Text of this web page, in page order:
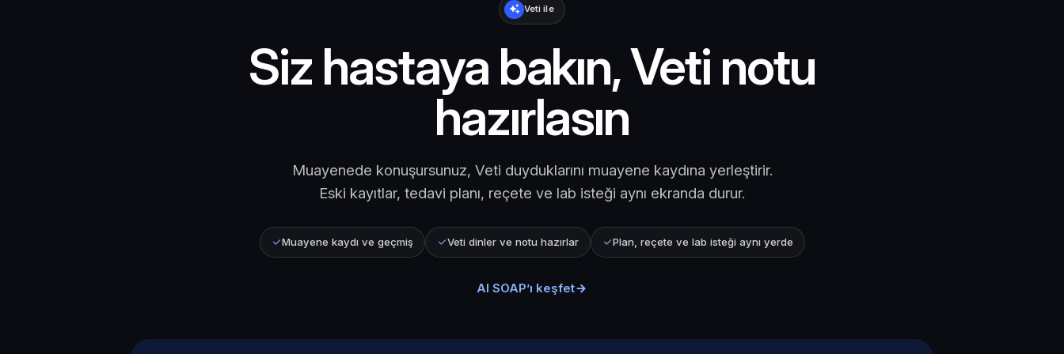
Veti ile
Siz hastaya bakın, Veti notu
hazırlasın
Muayenede konuşursunuz, Veti duyduklarını muayene kaydına yerleştirir.
Eski kayıtlar, tedavi planı, reçete ve lab isteği aynı ekranda durur.
Muayene kaydı ve geçmiş Veti dinler ve notu hazırlar Plan, reçete ve lab isteği aynı yerde
AI SOAP’ı keşfet